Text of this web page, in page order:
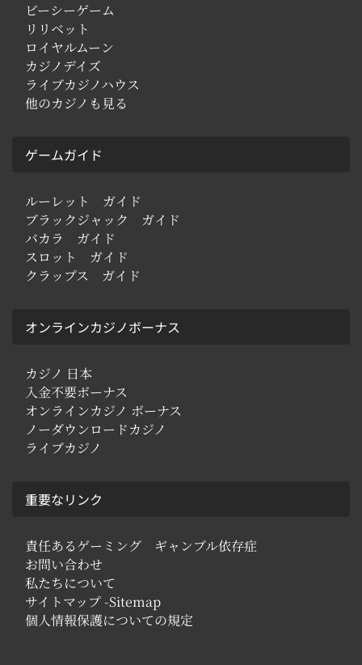
ビーシーゲーム
リリベット
ロイヤルムーン
カジノデイズ
ライブカジノハウス
他のカジノも見る
ゲームガイド
ルーレット ガイド
ブラックジャック ガイド
バカラ ガイド
スロット ガイド
クラップス ガイド
オンラインカジノボーナス
カジノ 日本
入金不要ボーナス
オンラインカジノ ボーナス
ノーダウンロードカジノ
ライブカジノ
重要なリンク
責任あるゲーミング ギャンブル依存症
お問い合わせ
私たちについて
サイトマップ -Sitemap
個人情報保護についての規定